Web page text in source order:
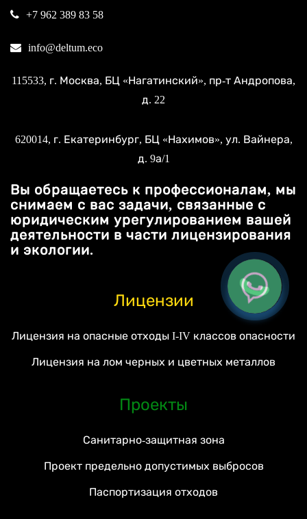
+7 962 389 83 58
info@deltum.eco
115533, г. Москва, БЦ «Нагатинский», пр-т Андропова,
д. 22
620014, г. Екатеринбург, БЦ «Нахимов», ул. Вайнера,
д. 9а/1
Вы обращаетесь к профессионалам, мы
снимаем с вас задачи, связанные с
юридическим урегулированием вашей
деятельности в части лицензирования
и экологии.
Лицензии
Лицензия на опасные отходы I-IV классов опасности
Лицензия на лом черных и цветных металлов
Проекты
Санитарно-защитная зона
Проект предельно допустимых выбросов
Паспортизация отходов